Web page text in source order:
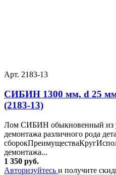
Арт. 2183-13
СИБИН 1300 мм, d 25
(2183-13)
Лом СИБИН обыкновенный из
демонтажа различного рода
демонтажа...
1 350 руб.
Авторизуйтесь и получите